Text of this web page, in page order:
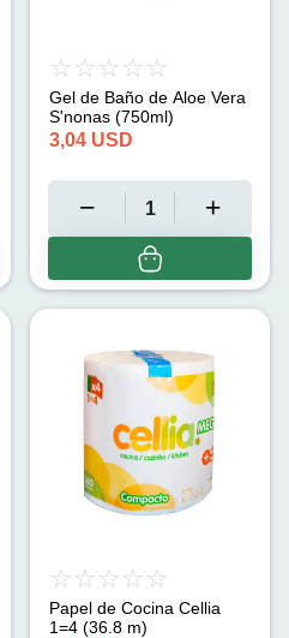
Gel de Baño de Aloe Vera
S'nonas (750ml)
3,04 USD
Papel de Cocina Cellia
1=4 (36.8 m)